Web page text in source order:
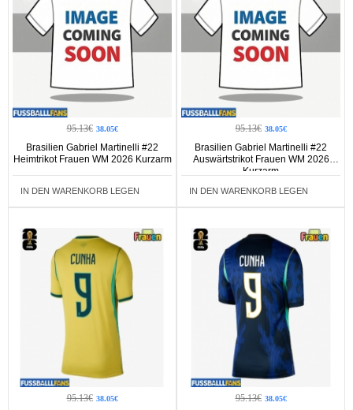
95.13€ 38.05€
Brasilien Gabriel Martinelli #22
Heimtrikot Frauen WM 2026 Kurzarm
IN DEN WARENKORB LEGEN
95.13€ 38.05€
Brasilien Gabriel Martinelli #22
Auswärtstrikot Frauen WM 2026
Kurzarm
IN DEN WARENKORB LEGEN
95.13€ 38.05€ 95.13€ 38.05€